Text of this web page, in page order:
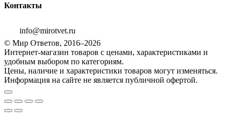
Контакты
info@mirotvet.ru
© Мир Ответов, 2016–2026
Интернет-магазин товаров с ценами, характеристиками и
удобным выбором по категориям.
Цены, наличие и характеристики товаров могут изменяться.
Информация на сайте не является публичной офертой.